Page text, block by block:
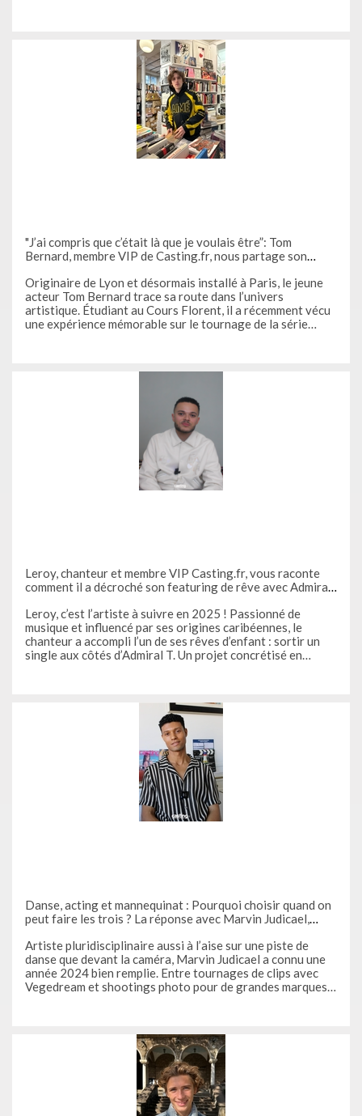
"J’ai compris que c’était là que je voulais être”: Tom
Bernard, membre VIP de Casting.fr, nous partage son
Originaire de Lyon et désormais installé à Paris, le jeune
acteur Tom Bernard trace sa route dans l’univers
artistique. Étudiant au Cours Florent, il a récemment vécu
une expérience mémorable sur le tournage de la série
Leroy, chanteur et membre VIP Casting.fr, vous raconte
comment il a décroché son featuring de rêve avec Admiral
Leroy, c’est l’artiste à suivre en 2025 ! Passionné de
musique et influencé par ses origines caribéennes, le
chanteur a accompli l’un de ses rêves d’enfant : sortir un
single aux côtés d’Admiral T. Un projet concrétisé en
Danse, acting et mannequinat : Pourquoi choisir quand on
peut faire les trois ? La réponse avec Marvin Judicael,
Artiste pluridisciplinaire aussi à l’aise sur une piste de
danse que devant la caméra, Marvin Judicael a connu une
année 2024 bien remplie. Entre tournages de clips avec
Vegedream et shootings photo pour de grandes marques,